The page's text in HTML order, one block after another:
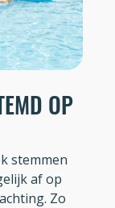
OP
stemmen
af op
Zo